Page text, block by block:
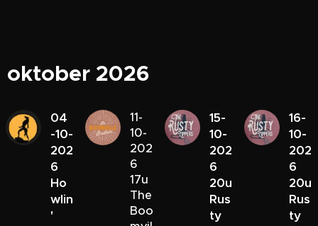
oktober 2026
04
-10-
202
6
Ho
wlin
'
11-
10-
202
6
17u
The
Boo
15-
10-
202
6
20u
Rus
ty
16-
10-
202
6
20u
Rus
ty